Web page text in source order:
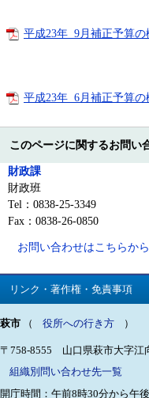
平成23年 9月補正予算の
平成23年 6月補正予算の
このページに関するお問い
財政課
財政班
Tel：0838-25-3349
Fax：0838-26-0850
お問い合わせはこちらから
リンク・著作権・免責事項
萩市 （ 役所への行き方 ）
〒758-8555 山口県萩市大字江
組織別問い合わせ先一覧
開庁時間：午前8時30分から午